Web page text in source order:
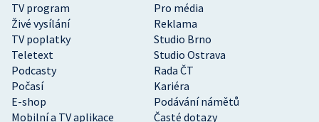
TV program
Pro média
Živé vysílání
Reklama
TV poplatky
Studio Brno
Teletext
Studio Ostrava
Podcasty
Rada ČT
Počasí
Kariéra
E-shop
Podávání námětů
Mobilní a TV aplikace
Časté dotazy